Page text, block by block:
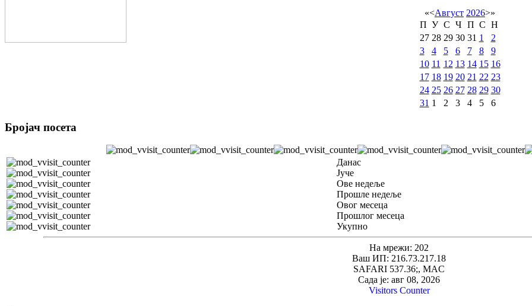
«<Август 2026>»
П У С Ч П С Н
27 28 29 30 31 1
2
3
4 5 6 7 8
9
10 11 12 13 14 15 16
17 18 19 20 21 22 23
24 25 26 27 28 29 30
31 1 2 3 4 5 6
Бројач посета
Данас
Јуче
Ове недеље
Прошле недеље
Овог месеца
Прошлог месеца
Укупно
На мрежи: 202
Ваш ИП: 216.73.217.18
SAFARI 537.36;, MAC
Сада је: авг 08, 2026
Visitors Counter